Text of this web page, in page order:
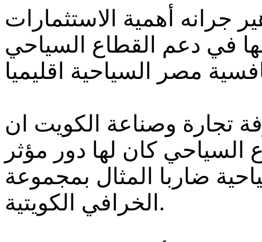
جرانه أهمية الاستثمارات
في دعم القطاع السياحي
تجارة وصناعة الكويت ان
السياحي كان لها دور مؤثر
ضاربا المثال بمجموعة
الخرافي الكويتية.